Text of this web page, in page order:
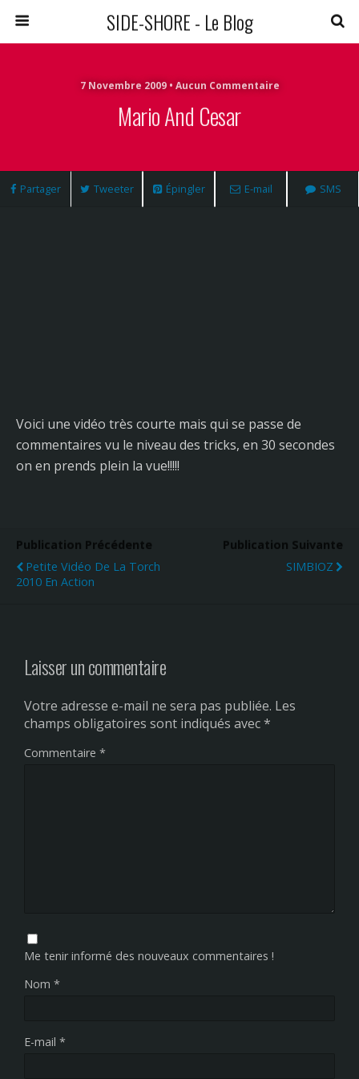
SIDE-SHORE - Le Blog
7 Novembre 2009 • Aucun Commentaire
Mario And Cesar
Partager Tweeter Épingler E-mail SMS
Voici une vidéo très courte mais qui se passe de
commentaires vu le niveau des tricks, en 30 secondes
on en prends plein la vue!!!!!
Publication Précédente
Petite Vidéo De La Torch
2010 En Action
Publication Suivante
SIMBIOZ
Laisser un commentaire
Votre adresse e-mail ne sera pas publiée. Les
champs obligatoires sont indiqués avec*
Commentaire *
Me tenir informé des nouveaux commentaires !
Nom *
E-mail *